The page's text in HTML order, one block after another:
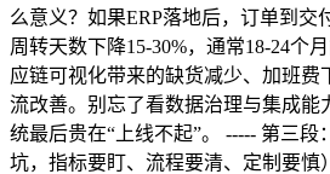
么意义？如果ERP落地后，订单到交
周转天数下降15-30%，通常18-24个
应链可视化带来的缺货减少、加班费
流改善。别忘了看数据治理与集成能
统最后贵在“上线不起”。 ----- 第三段
坑，指标要盯、流程要清、定制要慎